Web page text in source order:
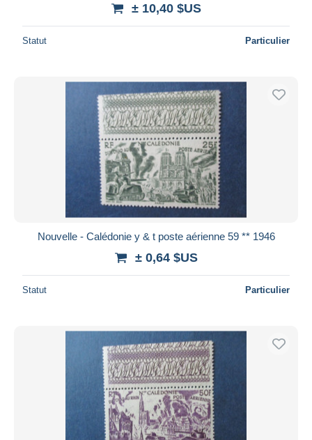
Appliquer
± 10,40 $US
Statut Particulier
Nouvelle - Calédonie y & t poste aérienne 59 ** 1946
± 0,64 $US
Statut Particulier